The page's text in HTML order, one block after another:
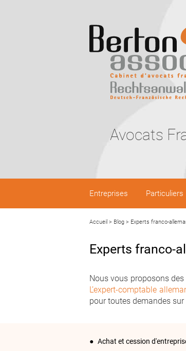
Avocats
Entreprises Particuliers
Accueil > Blog > Experts franco-
Experts franco-
Nous vous proposons
L’expert-comptable
pour toutes demandes
Achat et cession